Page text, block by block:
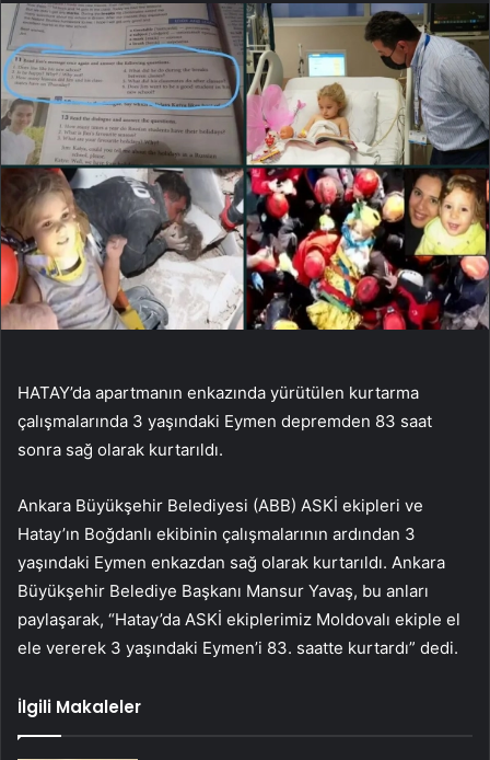
HATAY’da apartmanın enkazında yürütülen kurtarma
çalışmalarında 3 yaşındaki Eymen depremden 83 saat
sonra sağ olarak kurtarıldı.
Ankara Büyükşehir Belediyesi (ABB) ASKİ ekipleri ve
Hatay’ın Boğdanlı ekibinin çalışmalarının ardından 3
yaşındaki Eymen enkazdan sağ olarak kurtarıldı. Ankara
Büyükşehir Belediye Başkanı Mansur Yavaş, bu anları
paylaşarak, “Hatay’da ASKİ ekiplerimiz Moldovalı ekiple el
ele vererek 3 yaşındaki Eymen’i 83. saatte kurtardı” dedi.
İlgili Makaleler